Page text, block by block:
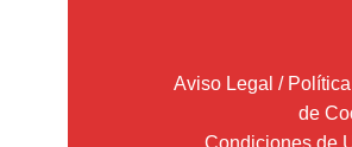
Aviso Legal /
de